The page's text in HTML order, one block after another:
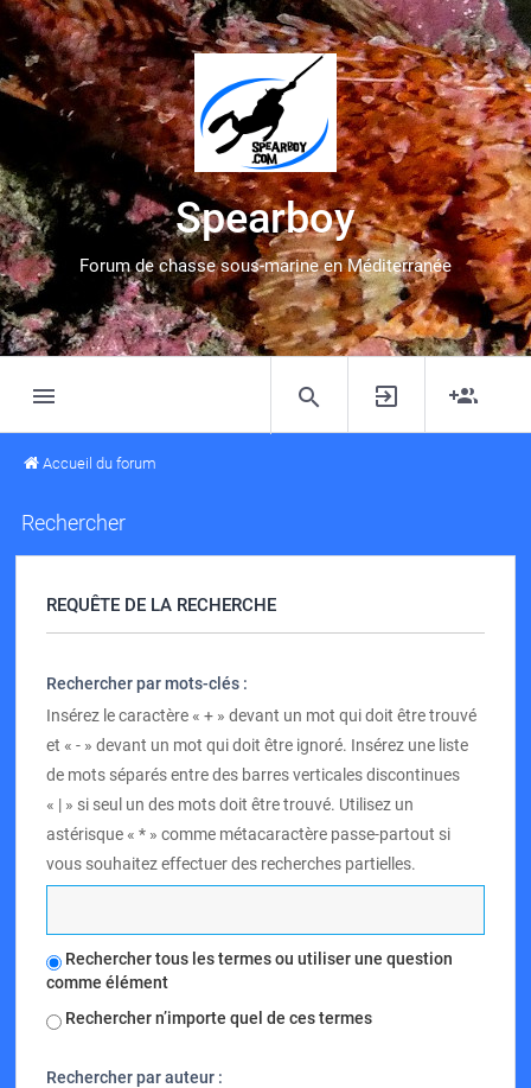
Spearboy
Forum de chasse sous-marine en Méditerranée
Accueil du forum
Rechercher
REQUÊTE DE LA RECHERCHE
Rechercher par mots-clés :
Insérez le caractère « + » devant un mot qui doit être trouvé
et « - » devant un mot qui doit être ignoré. Insérez une liste
de mots séparés entre des barres verticales discontinues
« | » si seul un des mots doit être trouvé. Utilisez un
astérisque « * » comme métacaractère passe-partout si
vous souhaitez effectuer des recherches partielles.
Rechercher tous les termes ou utiliser une question
comme élément
Rechercher n’importe quel de ces termes
Rechercher par auteur :